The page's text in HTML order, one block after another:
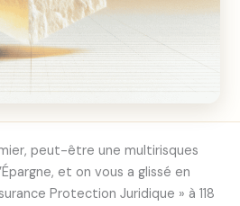
peut-être une multirisques
et on vous a glissé en
Protection Juridique » à 118